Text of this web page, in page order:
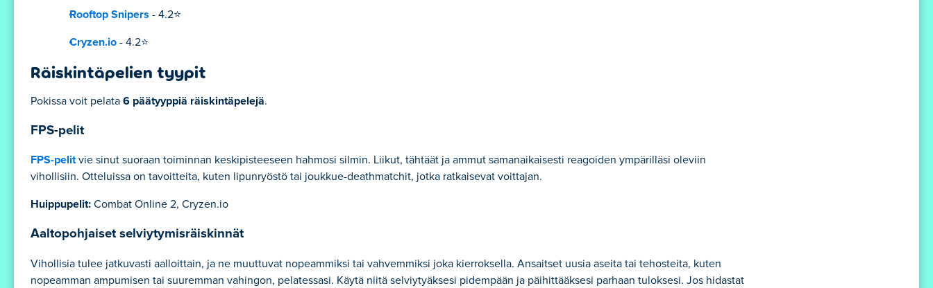
Rooftop Snipers - 4.2⭐
Cryzen.io - 4.2⭐
Räiskintäpelien tyypit
Pokissa voit pelata 6 päätyyppiä räiskintäpelejä.
FPS-pelit
FPS-pelitvie sinut suoraan toiminnan keskipisteeseen hahmosi silmin. Liikut, tähtäät ja ammut samanaikaisesti reagoiden ympärilläsi oleviin
vihollisiin. Otteluissa on tavoitteita, kuten lipunryöstö tai joukkue-deathmatchit, jotka ratkaisevat voittajan.
Huippupelit: Combat Online 2, Cryzen.io
Aaltopohjaiset selviytymisräiskinnät
Vihollisia tulee jatkuvasti aalloittain, ja ne muuttuvat nopeammiksi tai vahvemmiksi joka kierroksella. Ansaitset uusia aseita tai tehosteita, kuten
nopeamman ampumisen tai suuremman vahingon, pelatessasi. Käytä niitä selviytyäksesi pidempään ja päihittääksesi parhaan tuloksesi. Jos hidastat